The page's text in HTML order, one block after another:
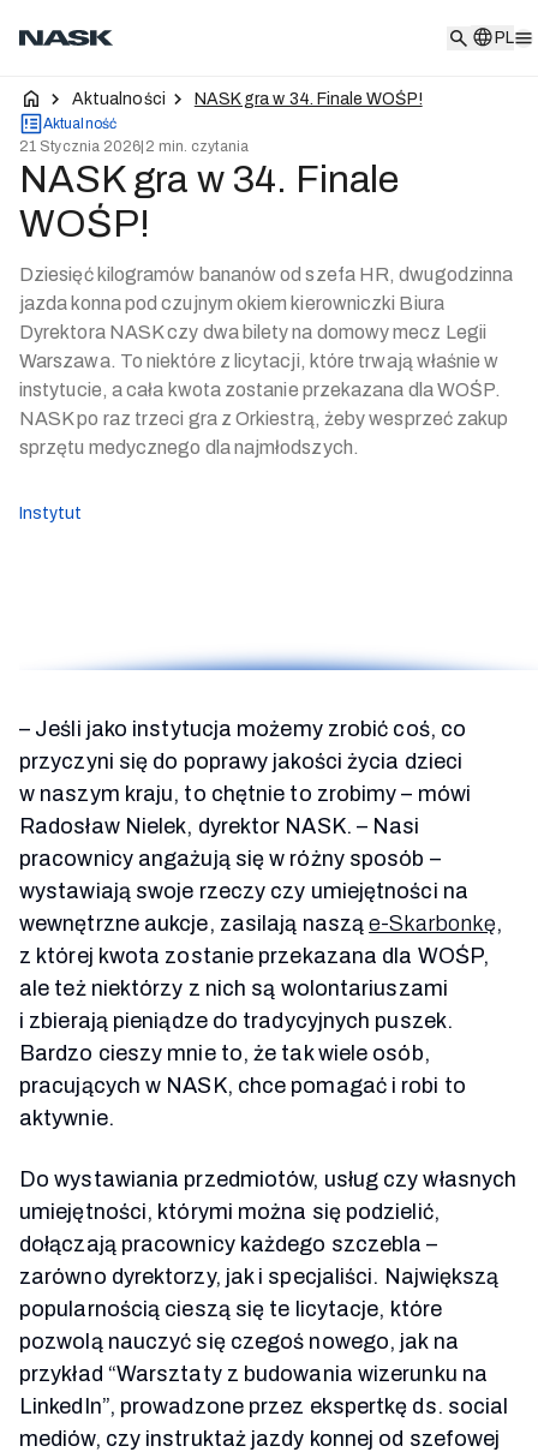
PL
Aktualności NASK gra w 34. Finale WOŚP!
Aktualność
21 Stycznia 2026 2 min. czytania
NASK gra w 34. Finale
WOŚP!
Dziesięć kilogramów bananów od szefa HR, dwugodzinna
jazda konna pod czujnym okiem kierowniczki Biura
Dyrektora NASK czy dwa bilety na domowy mecz Legii
Warszawa. To niektóre z licytacji, które trwają właśnie w
instytucie, a cała kwota zostanie przekazana dla WOŚP.
NASK po raz trzeci gra z Orkiestrą, żeby wesprzeć zakup
sprzętu medycznego dla najmłodszych.
Instytut
– Jeśli jako instytucja możemy zrobić coś, co
przyczyni się do poprawy jakości życia dzieci
w naszym kraju, to chętnie to zrobimy– mówi
Radosław Nielek, dyrektor NASK. –Nasi
pracownicy angażują się w różny sposób –
wystawiają swoje rzeczy czy umiejętności na
wewnętrzne aukcje, zasilają nasząe-Skarbonkę,
z której kwota zostanie przekazana dla WOŚP,
ale też niektórzy z nich są wolontariuszami
i zbierają pieniądze do tradycyjnych puszek.
Bardzo cieszy mnie to, że tak wiele osób,
pracujących w NASK, chce pomagać i robi to
aktywnie.
Do wystawiania przedmiotów, usług czy własnych
umiejętności, którymi można się podzielić,
dołączają pracownicy każdego szczebla–
zarówno dyrektorzy, jak i specjaliści. Największą
popularnością cieszą się te licytacje, które
pozwolą nauczyć się czegoś nowego, jak na
przykład “Warsztaty z budowania wizerunku na
LinkedIn”, prowadzone przez ekspertkę ds. social
mediów, czy instruktaż jazdy konnej od szefowej